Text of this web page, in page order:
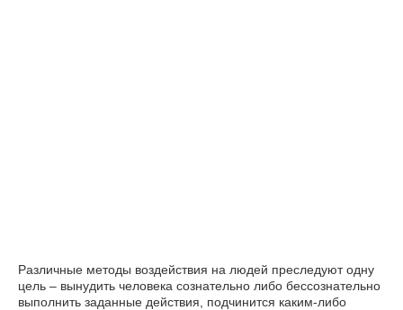
Различные методы воздействия на людей преследуют одну
цель – вынудить человека сознательно либо бессознательно
выполнить заданные действия, подчинится каким-либо